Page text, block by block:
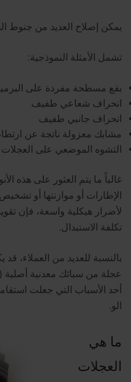
يمكن إصلاح العديد من جنوط
تشمل الأمثلة النموذجية:
بقع مسطحة مفردة على
انحراف شعاعي طفيف
انحراف جانبي طفيف
مشابك معزولة ناتجة عن
التشوه الموضعي على العجلات
غالباً ما يتم العثور على هذه
الإطارات أو موازنتها أو تشخيص
لأضرار هيكلية واسعة، فإن
تكلفة الاستبدال.
بالنسبة للعديد من العملاء،
عجلة من سبائك معدنية أصلية (OEM) واستبدالها فارقًا كبيرًا.
أحد الأسباب التي جعلت
الو.
ما هي
العجلات